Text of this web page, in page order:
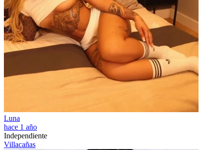
Luna
hace 1 año
Independiente
Villacañas